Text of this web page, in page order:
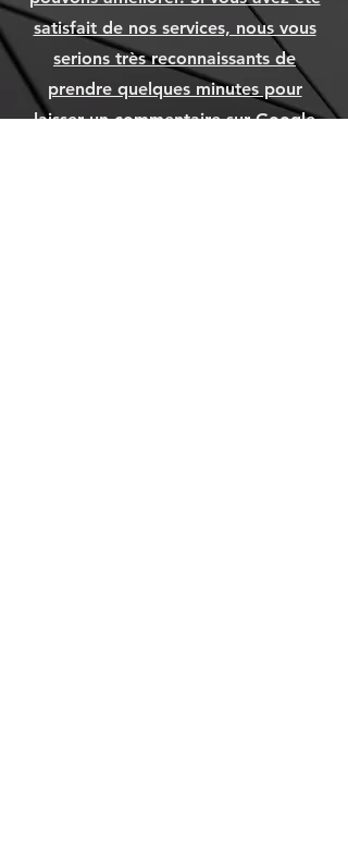
Ajouter au panier
Ajouter au panier
Ajouter au panier
satisfait de nos services, nous vous
serions très reconnaissants de
prendre quelques minutes pour
laisser un commentaire sur Google